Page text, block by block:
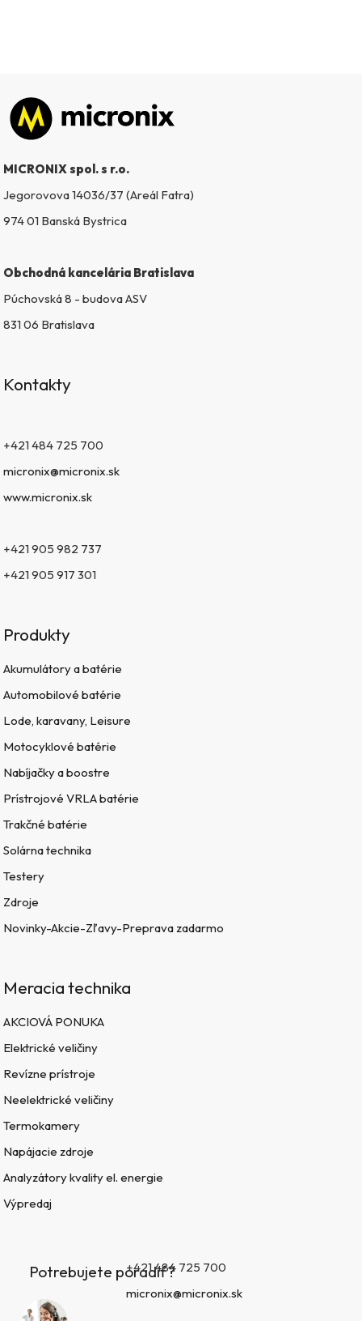
Zápätie
MICRONIX spol. s r.o.
Jegorovova 14036/37 (Areál Fatra)
974 01 Banská Bystrica
Obchodná kancelária Bratislava
Púchovská 8 - budova ASV
831 06 Bratislava
Kontakty
+421 484 725 700
micronix@micronix.sk
www.micronix.sk
+421 905 982 737
+421 905 917 301
Produkty
Akumulátory a batérie
Automobilové batérie
Lode, karavany, Leisure
Motocyklové batérie
Nabíjačky a boostre
Prístrojové VRLA batérie
Trakčné batérie
Solárna technika
Testery
Zdroje
Novinky-Akcie-Zľavy-Preprava zadarmo
Meracia technika
AKCIOVÁ PONUKA
Elektrické veličiny
Revízne prístroje
Neelektrické veličiny
Termokamery
Napájacie zdroje
Analyzátory kvality el. energie
Výpredaj
Potrebujete poradiť?+421 484 725 700
micronix@micronix.sk